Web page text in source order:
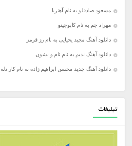
مسعود صادقلو به نام آهنربا
مهراد جم به نام کاپوچینو
دانلود آهنگ مجید یحیایی به نام رز قرمز
دانلود آهنگ ندیم به نام نام و نشون
دانلود آهنگ جدید محسن ابراهیم زاده به نام کار دله
تبلیغات